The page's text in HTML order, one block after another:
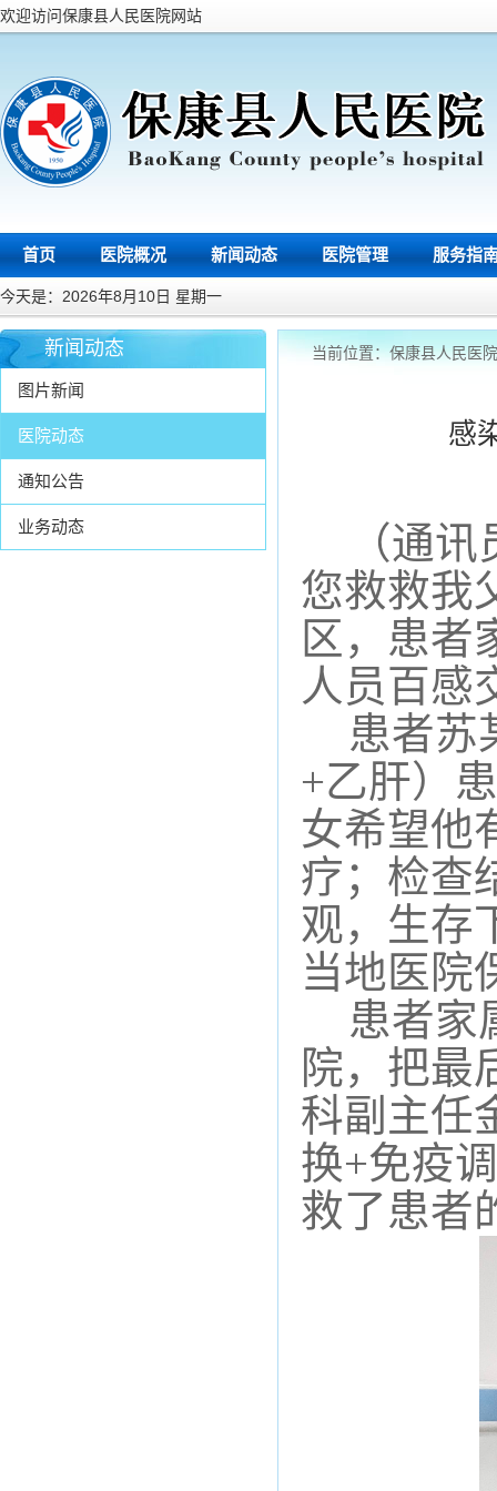
欢迎访问保康县人民医院网站
首页 医院概况 新闻动态 医院管理 服务指
今天是：2026年8月10日 星期一
新闻动态
图片新闻
医院动态
通知公告
业务动态
当前位置：保康县人民医院
感
（通讯
您救救我
区，患者
人员 百感
患者苏
+乙肝）
女希望他
疗； 检查
观，生存
当地医院
患者家
院，把最
科副主任
换+免疫
救了患者